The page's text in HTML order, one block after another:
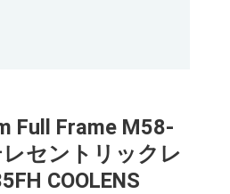
Full Frame M58-
セントリックレ
COOLENS